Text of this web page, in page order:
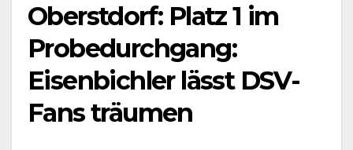
Oberstdorf: Platz 1 im
Probedurchgang:
Eisenbichler lässt DSV-
Fans träumen